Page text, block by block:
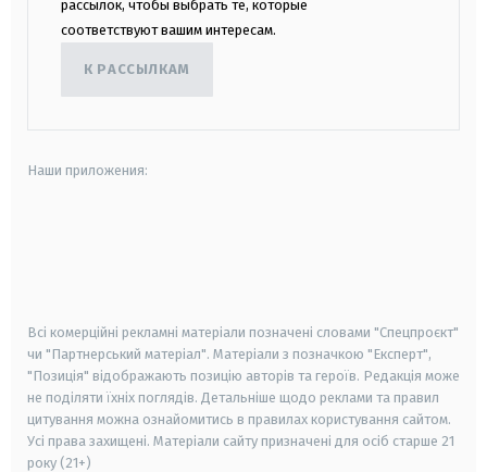
рассылок, чтобы выбрать те, которые
соответствуют вашим интересам.
К РАССЫЛКАМ
Наши приложения:
Всі комерційні рекламні матеріали позначені словами "Спецпроєкт"
чи "Партнерський матеріал". Матеріали з позначкою "Експерт",
"Позиція" відображають позицію авторів та героїв. Редакція може
не поділяти їхніх поглядів. Детальніше щодо реклами та правил
цитування можна ознайомитись в правилах користування сайтом.
Усі права захищені. Матеріали сайту призначені для осіб старше 21
року (21+)